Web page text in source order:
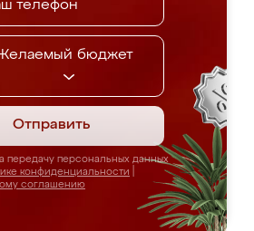
бюджет
Отправить
передачу персональных данных
конфиденциальности
соглашению